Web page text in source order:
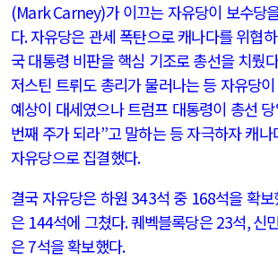
(Mark Carney)가 이끄는 자유당이 보수당
다.자유당은 관세 폭탄으로 캐나다를 위협
국 대통령 비판을 핵심 기조로 총선을 치뤘다
저스틴 트뤼도 총리가 물러나는 등 자유당
예상이 대세였으나 트럼프 대통령이 총선
번째 주가 되라”고 말하는 등 자극하자 캐나
자유당으로 집결했다.
결국 자유당은 하원 343석 중 168석을 확
은 144석에 그쳤다.퀘벡블록당은23석,신
은7석을 확보했다.